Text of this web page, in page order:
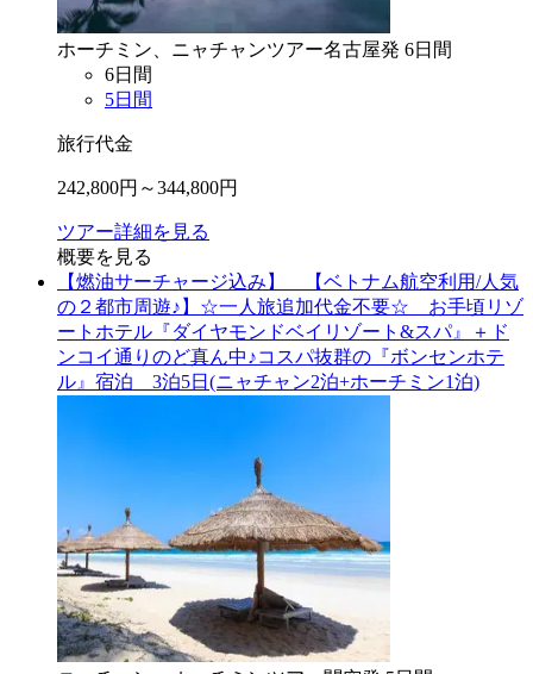
ホーチミン、ニャチャンツアー名古屋発 6日間
6日間
5日間
旅行代金
242,800円～344,800円
ツアー詳細を見る
概要を見る
【燃油サーチャージ込み】 【ベトナム航空利用/人気
の２都市周遊♪】☆一人旅追加代金不要☆ お手頃リゾ
ートホテル『ダイヤモンドベイリゾート&スパ』＋ド
ンコイ通りのど真ん中♪コスパ抜群の『ボンセンホテ
ル』宿泊 3泊5日(ニャチャン2泊+ホーチミン1泊)